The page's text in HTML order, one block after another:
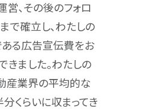
営、その後のフォロ
で確立し、わたしの
ある広告宣伝費をお
きました。わたしの
産業界の平均的な
くらいに収まってき